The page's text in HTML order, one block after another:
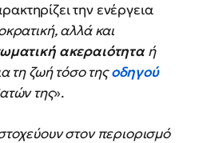
την ενέργεια
αλλά και
ακεραιότηταή
τη ζωή τόσο τηςοδηγού
της».
στον περιορισμό